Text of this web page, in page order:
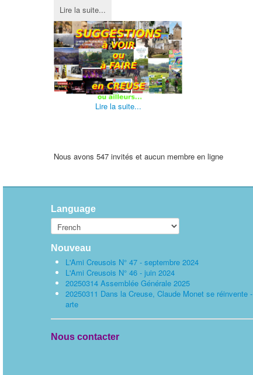
Lire la suite...
Lire la suite...
Nous avons 547 invités et aucun membre en ligne
Language
Nouveau
L'Ami Creusois N° 47 - septembre 2024
L'Ami Creusois N° 46 - juin 2024
20250314 Assemblée Générale 2025
20250311 Dans la Creuse, Claude Monet se réinvente -
arte
Nous contacter